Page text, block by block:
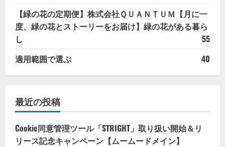
【緑の花の定期便】株式会社ＱＵＡＮＴＵＭ【月に一
度、緑の花とストーリーをお届け】緑の花がある暮ら
し
55
適用範囲で選ぶ
40
最近の投稿
Cookie同意管理ツール「STRIGHT」取り扱い開始＆リ
リース記念キャンペーン【ムームードメイン】